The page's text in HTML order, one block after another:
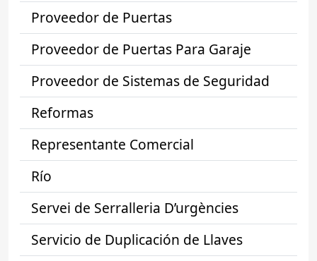
Proveedor de Puertas
Proveedor de Puertas Para Garaje
Proveedor de Sistemas de Seguridad
Reformas
Representante Comercial
Río
Servei de Serralleria D’urgències
Servicio de Duplicación de Llaves